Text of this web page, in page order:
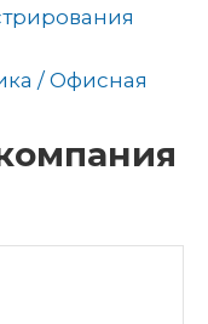
/ Офисная